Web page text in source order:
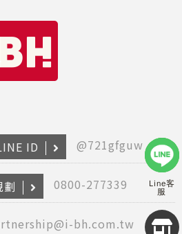
2026
Line客
服
ID @721gfguw
0800-277339
bh.com.tw